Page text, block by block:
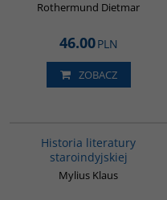
Rothermund Dietmar
46.00PLN
ZOBACZ
Historia literatury
staroindyjskiej
Mylius Klaus